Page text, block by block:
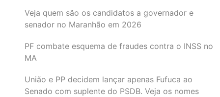
Veja quem são os candidatos a governador e
senador no Maranhão em 2026
PF combate esquema de fraudes contra o INSS no
MA
União e PP decidem lançar apenas Fufuca ao
Senado com suplente do PSDB. Veja os nomes